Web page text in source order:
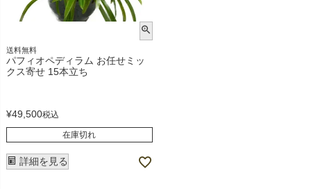
送料無料
パフィオペディラム お任せミッ
クス寄せ 15本立ち
¥49,500税込
在庫切れ
詳細を見る